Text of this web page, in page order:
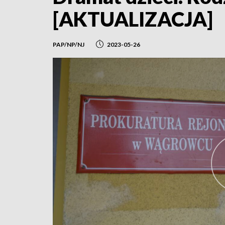
[AKTUALIZACJA]
PAP/NP/NJ 2023-05-26